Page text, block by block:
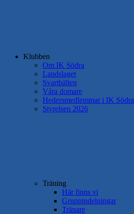
Klubben
Om IK Södra
Landslaget
Svartbälten
Våra domare
Hedersmedlemmar i IK Södra
Styrelsen 2026
Träning
Här finns vi
Gruppindelningar
Tränare